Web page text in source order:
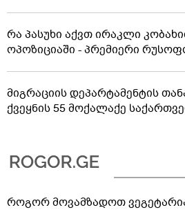
რა პასუხი აქვთ ირაკლი
ოპოზიციაში - პრემიერი
მიგრაციის დეპარტამენტის
ქვეყნის 55 მოქალაქე
როგორ მოვამზადოთ